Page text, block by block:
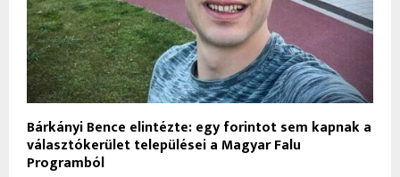
Bárkányi Bence elintézte: egy forintot sem kapnak a
választókerület települései a Magyar Falu
Programból